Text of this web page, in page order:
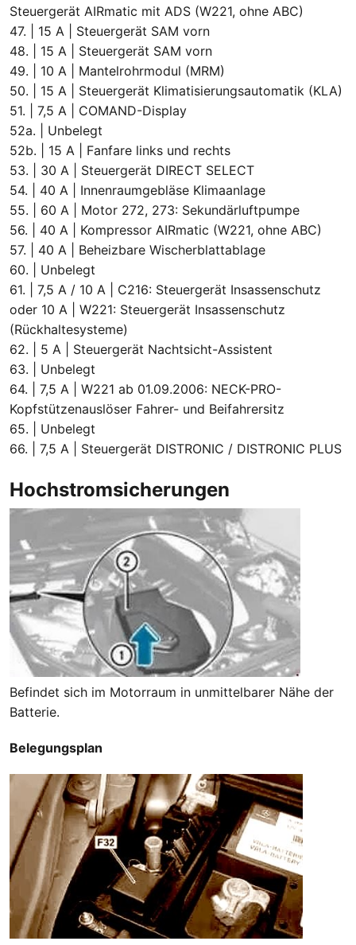
Steuergerät AIRmatic mit ADS (W221, ohne ABC)
47. | 15 A | Steuergerät SAM vorn
48. | 15 A | Steuergerät SAM vorn
49. | 10 A | Mantelrohrmodul (MRM)
50. | 15 A | Steuergerät Klimatisierungsautomatik (KLA)
51. | 7,5 A | COMAND-Display
52a. | Unbelegt
52b. | 15 A | Fanfare links und rechts
53. | 30 A | Steuergerät DIRECT SELECT
54. | 40 A | Innenraumgebläse Klimaanlage
55. | 60 A | Motor 272, 273: Sekundärluftpumpe
56. | 40 A | Kompressor AIRmatic (W221, ohne ABC)
57. | 40 A | Beheizbare Wischerblattablage
60. | Unbelegt
61. | 7,5 A / 10 A | C216: Steuergerät Insassenschutz
oder 10 A | W221: Steuergerät Insassenschutz
(Rückhaltesysteme)
62. | 5 A | Steuergerät Nachtsicht-Assistent
63. | Unbelegt
64. | 7,5 A | W221 ab 01.09.2006: NECK-PRO-
Kopfstützenauslöser Fahrer- und Beifahrersitz
65. | Unbelegt
66. | 7,5 A | Steuergerät DISTRONIC / DISTRONIC PLUS
Hochstromsicherungen
Befindet sich im Motorraum in unmittelbarer Nähe der
Batterie.
Belegungsplan